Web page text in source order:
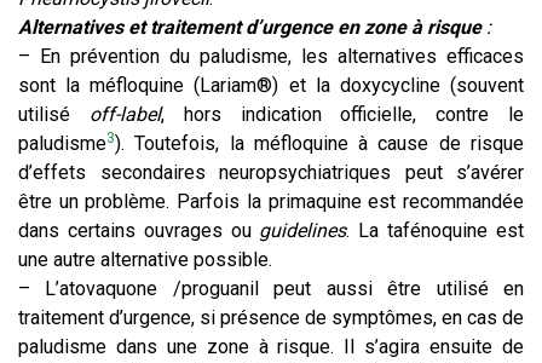
Alternatives et traitement d’urgence en zone à risque:
– En prévention du paludisme, les alternatives efficaces
sont la méfloquine (Lariam®) et la doxycycline (souvent
utilisé off-label, hors indication officielle, contre le
paludisme3). Toutefois, la méfloquine à cause de risque
d’effets secondaires neuropsychiatriques peut s’avérer
être un problème. Parfois la primaquine est recommandée
dans certains ouvrages ou guidelines. La tafénoquine est
une autre alternative possible.
– L’atovaquone /proguanil peut aussi être utilisé en
traitement d’urgence, si présence de symptômes, en cas de
paludisme dans une zone à risque. Il s’agira ensuite de